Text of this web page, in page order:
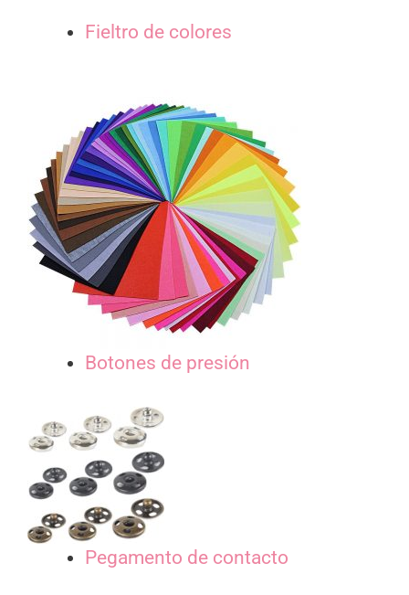
Fieltro de colores
Botones de presión
Pegamento de contacto